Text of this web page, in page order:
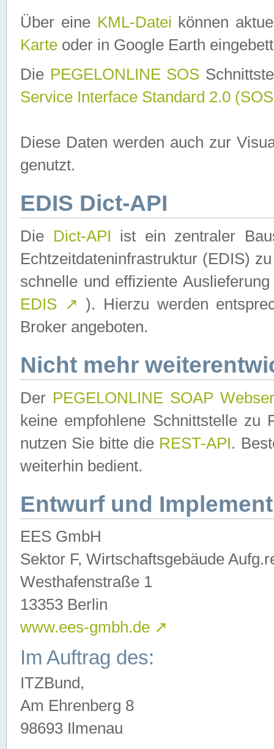
Über eine KML-Datei können
Karte oder in Google Earth
Die PEGELONLINE SOS
Service Interface Standard 2.0
Diese Daten werden auch zur
genutzt.
EDIS Dict-API
Die Dict-API ist ein zentraler
Echtzeitdateninfrastruktur (EDIS)
schnelle und effiziente
EDIS ↗ ). Hierzu werden
Broker angeboten.
Nicht mehr
Der PEGELONLINE SOAP
keine empfohlene Schnittstelle zu
nutzen Sie bitte die REST-API.
weiterhin bedient.
Entwurf und
EES GmbH
Sektor F, Wirtschaftsgebäude
Westhafenstraße 1
13353 Berlin
www.ees-gmbh.de ↗
Im Auftrag des:
ITZBund,
Am Ehrenberg 8
98693 Ilmenau